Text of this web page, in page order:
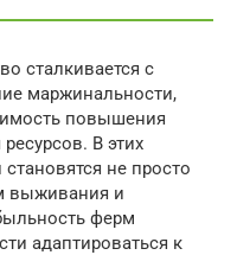
сталкивается с
маржинальности,
повышения
В этих
не просто
выживания и
ферм
адаптироваться к